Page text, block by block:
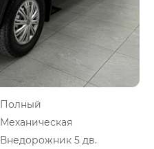
Полный
Механическая
Внедорожник 5 дв.